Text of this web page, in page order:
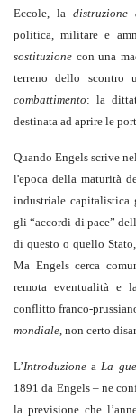
Eccole, la distruzione
politica, militare e
sostituzione con una
terreno dello
combattimento: la
destinata ad aprire le
Quando Engels scrive
l'epoca della maturità
industriale capitalistica
gli “accordi di pace”
di questo o quello
Ma Engels cerca
remota eventualità e
conflitto franco-
mondiale, non certo
L’Introduzione aLa
1891 da Engels – ne
la previsione che